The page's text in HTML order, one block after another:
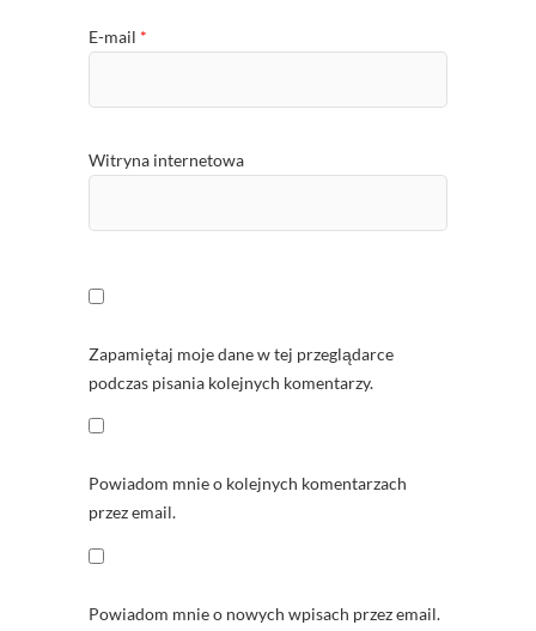
E-mail *
Witryna internetowa
Zapamiętaj moje dane w tej przeglądarce
podczas pisania kolejnych komentarzy.
Powiadom mnie o kolejnych komentarzach
przez email.
Powiadom mnie o nowych wpisach przez email.